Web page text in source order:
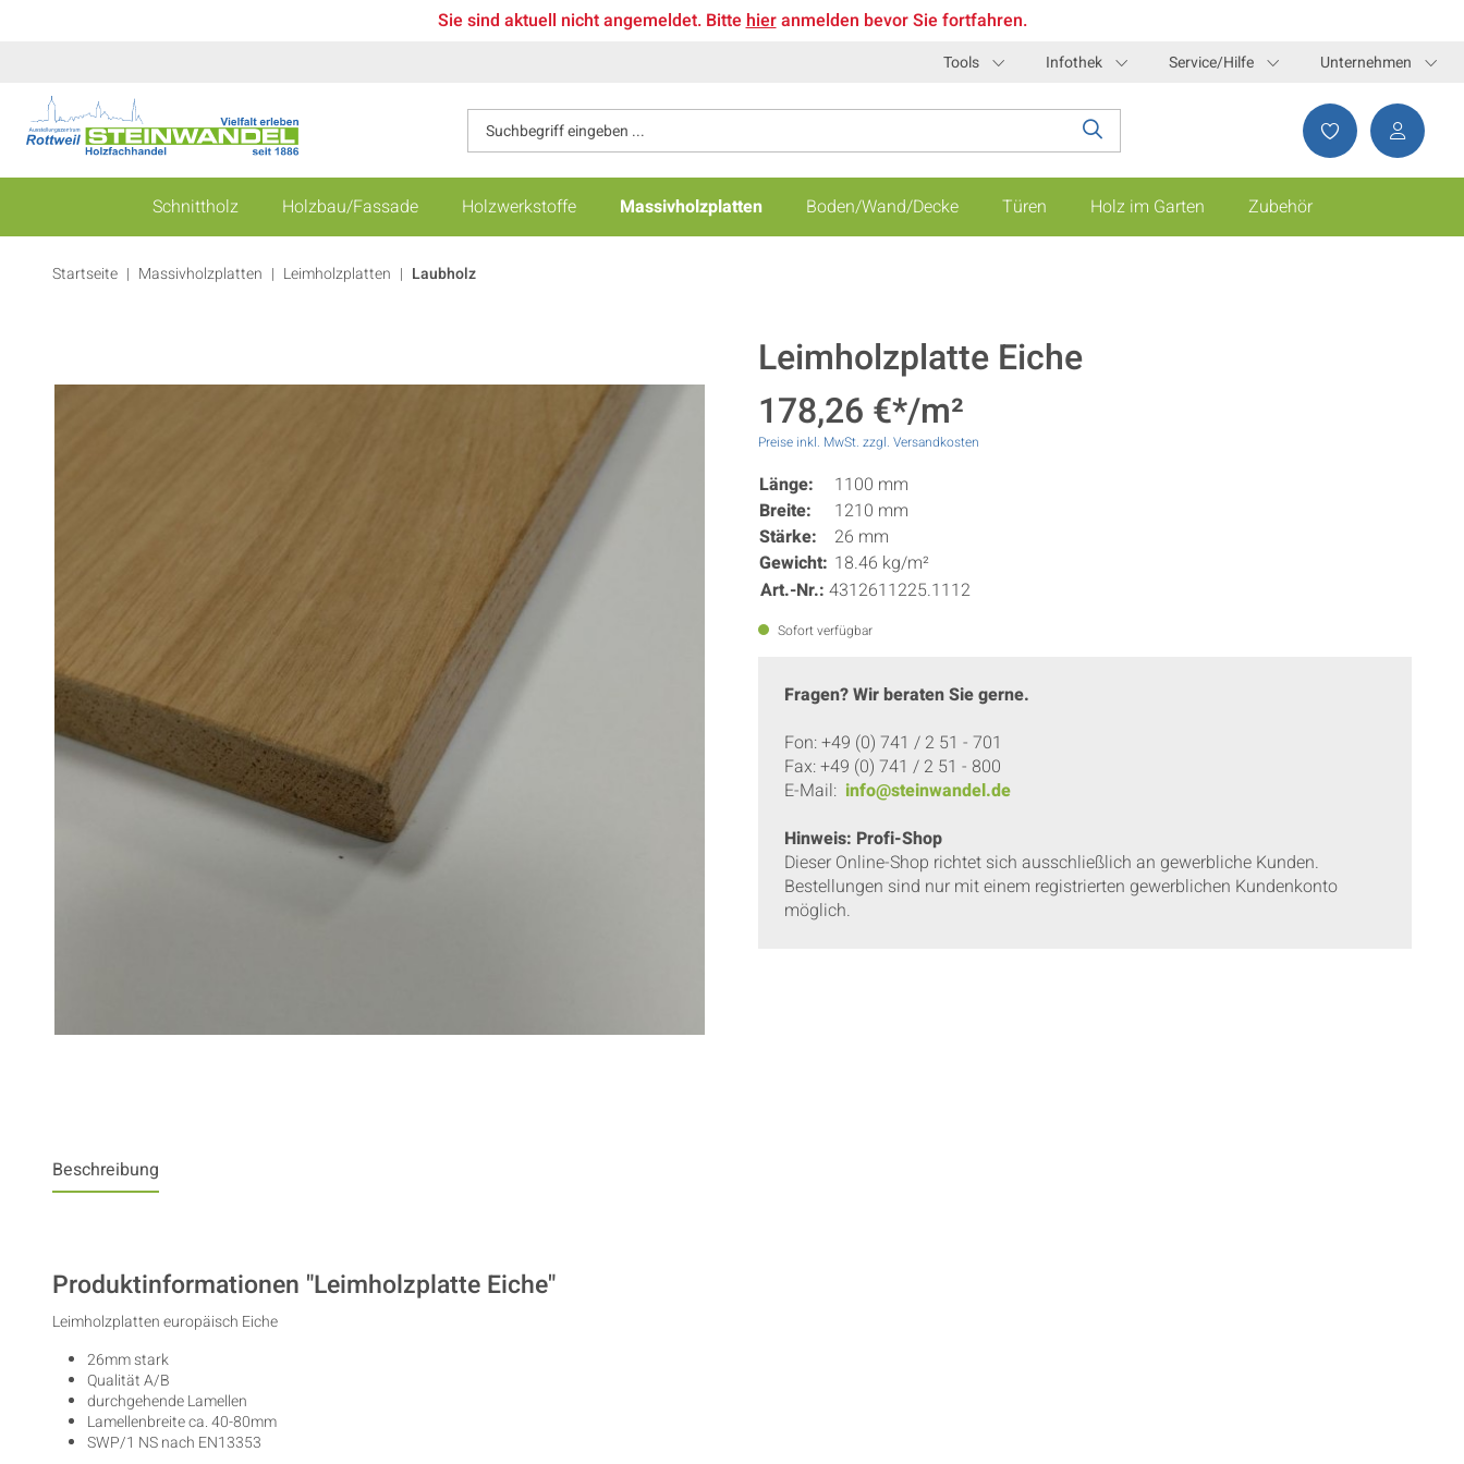
Sie sind aktuell nicht angemeldet. Bittehieranmelden bevor Sie fortfahren.
Tools Infothek Service/Hilfe Unternehmen
Schnittholz Holzbau/Fassade Holzwerkstoffe Massivholzplatten Boden/Wand/Decke Türen Holz im Garten Zubehör
Startseite Massivholzplatten | Leimholzplatten | Laubholz
Leimholzplatte Eiche
178,26 €*/m²
Preise inkl. MwSt. zzgl. Versandkosten
Länge:
1100 mm
Breite:
1210 mm
Stärke:
26 mm
Gewicht: 18.46 kg/m²
Art.-Nr.: 4312611225.1112
Sofort verfügbar
Fragen? Wir beraten Sie gerne.
Fon: +49 (0) 741 / 2 51 - 701
Fax: +49 (0) 741 / 2 51 - 800
E-Mail: info@steinwandel.de
Hinweis: Profi-Shop
Dieser Online-Shop richtet sich ausschließlich an gewerbliche Kunden.
Bestellungen sind nur mit einem registrierten gewerblichen Kundenkonto
möglich.
Beschreibung
Produktinformationen "Leimholzplatte Eiche"
Leimholzplatten europäisch Eiche
26mm stark
Qualität A/B
durchgehende Lamellen
Lamellenbreite ca. 40-80mm
SWP/1 NS nach EN13353